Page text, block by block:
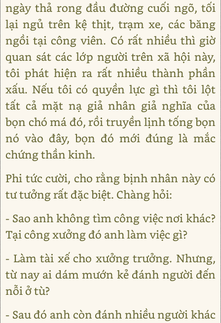
ngày thả rong đầu đường cuối ngõ, tối
lại ngủ trên kệ thịt, trạm xe, các băng
ngồi tại công viên. Có rất nhiều thì giờ
quan sát các lớp người trên xã hội này,
tôi phát hiện ra rất nhiều thành phần
xấu. Nếu tôi có quyền lực gì thì tôi lột
tất cả mặt nạ giả nhân giả nghĩa của
bọn chó má đó, rồi truyền lịnh tống bọn
nó vào đây, bọn đó mới đúng là mắc
chứng thần kinh.
Phi tức cười, cho rằng bịnh nhân này có
tư tưởng rất đặc biệt. Chàng hỏi:
- Sao anh không tìm công việc nơi khác?
Tại công xưởng đó anh làm việc gì?
- Làm tài xế cho xưởng trưởng. Nhưng,
từ nay ai dám mướn kẻ đánh người đến
nỗi ở tù?
- Sau đó anh còn đánh nhiều người khác